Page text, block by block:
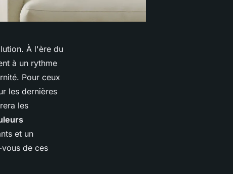
À l'ère du
à un rythme
Pour ceux
les dernières
les
et un
de ces